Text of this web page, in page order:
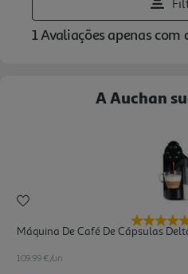
A Auchan
Máquina De Café De Cápsulas
109.99 €/un